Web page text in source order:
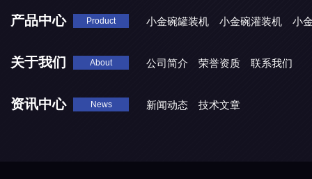
产品中心 Product 小金碗罐装机 小金碗灌装机 小
关于我们 About 公司简介 荣誉资质 联系我们
资讯中心 News 新闻动态 技术文章